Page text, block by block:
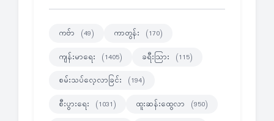
ကဗ်ာ (49) ကာတွန်း (170)
ကျန်းမာရေး (1405) ခရီးသြား (115)
စမ်းသပ်လေ့လာခြင်း (194)
စီးပွားရေး (1031) ထူးဆန်းထွေလာ (950)